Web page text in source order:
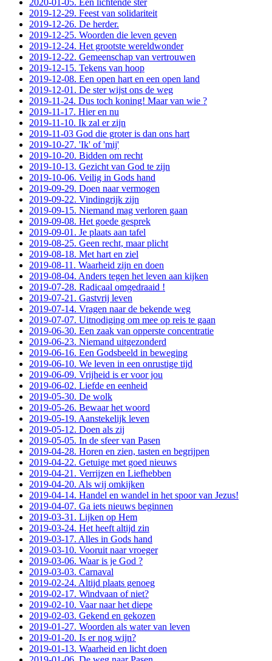
2019-12-29. Feest van solidariteit
2019-12-26. De herder.
2019-12-25. Woorden die leven geven
2019-12-24. Het grootste wereldwonder
2019-12-22. Gemeenschap van vertrouwen
2019-12-15. Tekens van hoop
2019-12-08. Een open hart en een open land
2019-12-01. De ster wijst ons de weg
2019-11-24. Dus toch koning! Maar van wie ?
2019-11-17. Hier en nu
2019-11-10. Ik zal er zijn
2019-11-03 God die groter is dan ons hart
2019-10-27. 'Ik' of 'mij'
2019-10-20. Bidden om recht
2019-10-13. Gezicht van God te zijn
2019-10-06. Veilig in Gods hand
2019-09-29. Doen naar vermogen
2019-09-22. Vindingrijk zijn
2019-09-15. Niemand mag verloren gaan
2019-09-08. Het goede gesprek
2019-09-01. Je plaats aan tafel
2019-08-25. Geen recht, maar plicht
2019-08-18. Met hart en ziel
2019-08-11. Waarheid zijn en doen
2019-08-04. Anders tegen het leven aan kijken
2019-07-28. Radicaal omgedraaid !
2019-07-21. Gastvrij leven
2019-07-14. Vragen naar de bekende weg
2019-07-07. Uitnodiging om mee op reis te gaan
2019-06-30. Een zaak van opperste concentratie
2019-06-23. Niemand uitgezonderd
2019-06-16. Een Godsbeeld in beweging
2019-06-10. We leven in een onrustige tijd
2019-06-09. Vrijheid is er voor jou
2019-06-02. Liefde en eenheid
2019-05-30. De wolk
2019-05-26. Bewaar het woord
2019-05-19. Aanstekelijk leven
2019-05-12. Doen als zij
2019-05-05. In de sfeer van Pasen
2019-04-28. Horen en zien, tasten en begrijpen
2019-04-22. Getuige met goed nieuws
2019-04-21. Verrijzen en Liefhebben
2019-04-20. Als wij omkijken
2019-04-14. Handel en wandel in het spoor van Jezus!
2019-04-07. Ga iets nieuws beginnen
2019-03-31. Lijken op Hem
2019-03-24. Het heeft altijd zin
2019-03-17. Alles in Gods hand
2019-03-10. Vooruit naar vroeger
2019-03-06. Waar is je God ?
2019-03-03. Carnaval
2019-02-24. Altijd plaats genoeg
2019-02-17. Windvaan of niet?
2019-02-10. Vaar naar het diepe
2019-02-03. Gekend en gekozen
2019-01-27. Woorden als water van leven
2019-01-20. Is er nog wijn?
2019-01-13. Waarheid en licht doen